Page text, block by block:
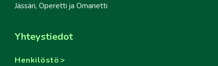
Jässäri, Operetti ja Omanetti
Yhteystiedot
Henkilöstö